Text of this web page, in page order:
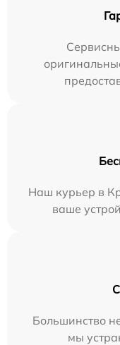
Наш курьер в
ваше
Большинство
мы